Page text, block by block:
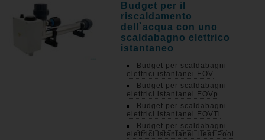
Budget per il
riscaldamento
dell`acqua con uno
scaldabagno elettrico
istantaneo
Budget per scaldabagni
elettrici istantanei EOV
Budget per scaldabagni
elettrici istantanei EOVp
Budget per scaldabagni
elettrici istantanei EOVTi
Budget per scaldabagni
elettrici istantanei Heat Pool